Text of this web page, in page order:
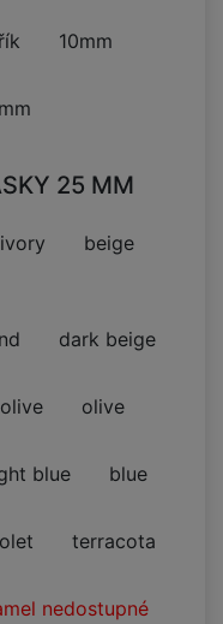
10mm
25 MM
ivory beige
dark beige
olive
blue blue
terracota
nedostupné